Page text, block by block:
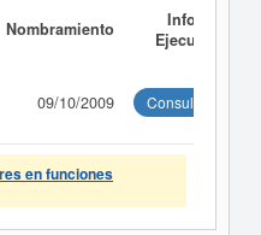
Nombramiento
Informe
Ejecutivo
09/10/2009 Consultar
en funciones